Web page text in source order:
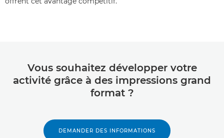
Vous souhaitez développer votre
activité grâce à des impressions grand
format ?
DEMANDER DES INFORMATIONS